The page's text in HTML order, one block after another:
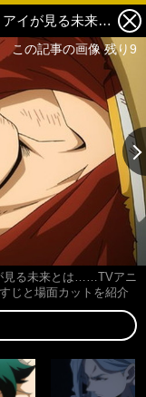
「ヒーローインターン編」完結！ ナイトアイが見る未来とは……TVアニメ第4期『僕のヒーローアカデミア』第14話あらすじと場面カットを紹介 6枚目の写真・画像
見る未来とは……TVアニ
じと場面カットを紹介
この記事の画像 残り9